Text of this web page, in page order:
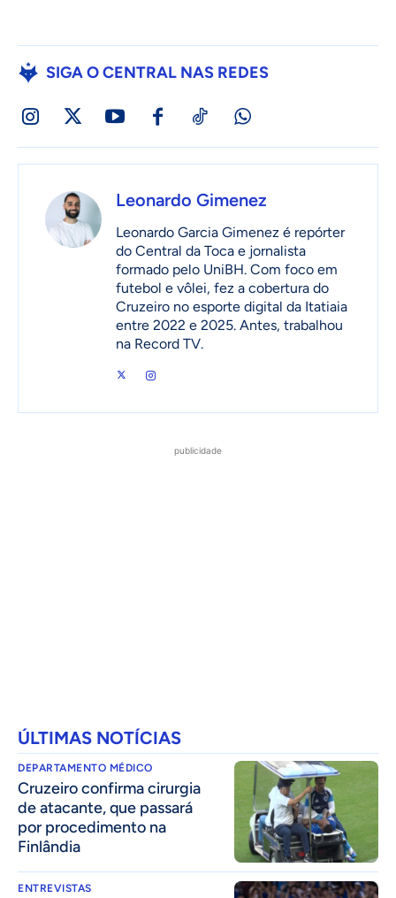
SIGA O CENTRAL NAS REDES
Leonardo Gimenez
Leonardo Garcia Gimenez é repórter
do Central da Toca e jornalista
formado pelo UniBH. Com foco em
futebol e vôlei, fez a cobertura do
Cruzeiro no esporte digital da Itatiaia
entre 2022 e 2025. Antes, trabalhou
na Record TV.
publicidade
ÚLTIMAS NOTÍCIAS
DEPARTAMENTO MÉDICO
Cruzeiro confirma cirurgia
de atacante, que passará
por procedimento na
Finlândia
ENTREVISTAS